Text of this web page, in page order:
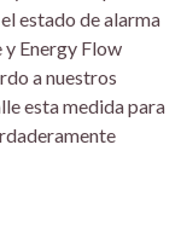
estado de alarma
y Energy Flow
a nuestros
esta medida para